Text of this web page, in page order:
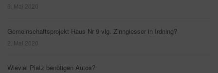
6. Mai 2020
Gemeinschaftsprojekt Haus Nr 9 vlg. Zinngiesser in Irdning?
2. Mai 2020
Wieviel Platz benötigen Autos?